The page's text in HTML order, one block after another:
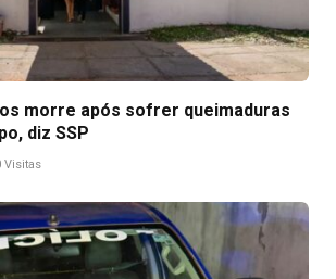
morre após sofrer queimaduras
diz SSP
Visitas